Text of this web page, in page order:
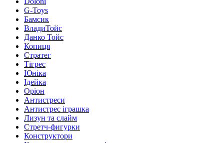
G-Toys
Бамсик
ВладиТойс
Данко Тойс
Копиця
Стратег
Тігрес
Юніка
Ідейка
Оріон
Антистреси
Антистрес іграшка
Лизун та слайм
Стретч-фигурки
Конструктори